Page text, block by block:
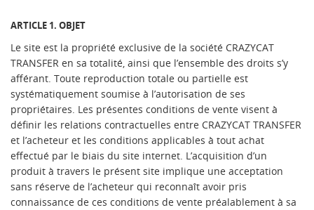
ARTICLE 1. OBJET
Le site est la propriété exclusive de la société CRAZYCAT
TRANSFER en sa totalité, ainsi que l’ensemble des droits s’y
afférant. Toute reproduction totale ou partielle est
systématiquement soumise à l’autorisation de ses
propriétaires. Les présentes conditions de vente visent à
définir les relations contractuelles entre CRAZYCAT TRANSFER
et l’acheteur et les conditions applicables à tout achat
effectué par le biais du site internet. L’acquisition d’un
produit à travers le présent site implique une acceptation
sans réserve de l’acheteur qui reconnaît avoir pris
connaissance de ces conditions de vente préalablement à sa